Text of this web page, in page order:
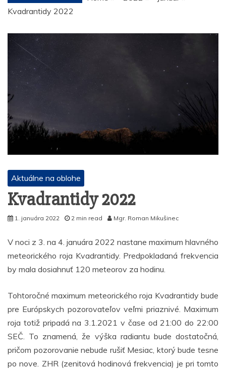
Kvadrantidy 2022
Aktuálne na oblohe
Kvadrantidy 2022
1. januára 2022 2 min read Mgr. Roman Mikušinec
V noci z 3. na 4. januára 2022 nastane maximum hlavného
meteorického roja Kvadrantidy. Predpokladaná frekvencia
by mala dosiahnuť 120 meteorov za hodinu.
Tohtoročné maximum meteorického roja Kvadrantidy bude
pre Európskych pozorovateľov veľmi priaznivé. Maximum
roja totiž pripadá na 3.1.2021 v čase od 21:00 do 22:00
SEČ. To znamená, že výška radiantu bude dostatočná,
pričom pozorovanie nebude rušiť Mesiac, ktorý bude tesne
po nove. ZHR (zenitová hodinová frekvencia) je pri tomto